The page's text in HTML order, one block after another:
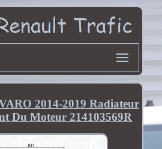
2014-2019 Radiateur
Du Moteur 214103569R